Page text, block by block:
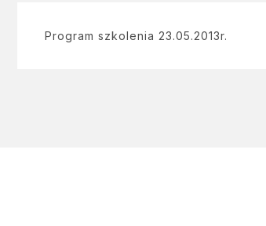
Program szkolenia 23.05.2013r.